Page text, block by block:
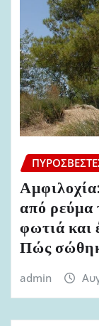
από ρεύμα
φωτιά και
Πώς
admin